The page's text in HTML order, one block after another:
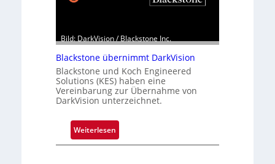
t
e
i
l
i
t
s
i
Bild: DarkVision / Blackstone Inc.
Blackstone übernimmt DarkVision
Blackstone und Koch Engineered
Solutions (KES) haben eine
Vereinbarung zur Übernahme von
DarkVision unterzeichnet.
Weiterlesen:
B